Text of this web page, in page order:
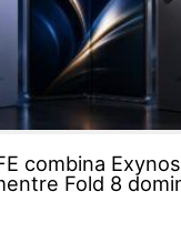
combina
Fold 8